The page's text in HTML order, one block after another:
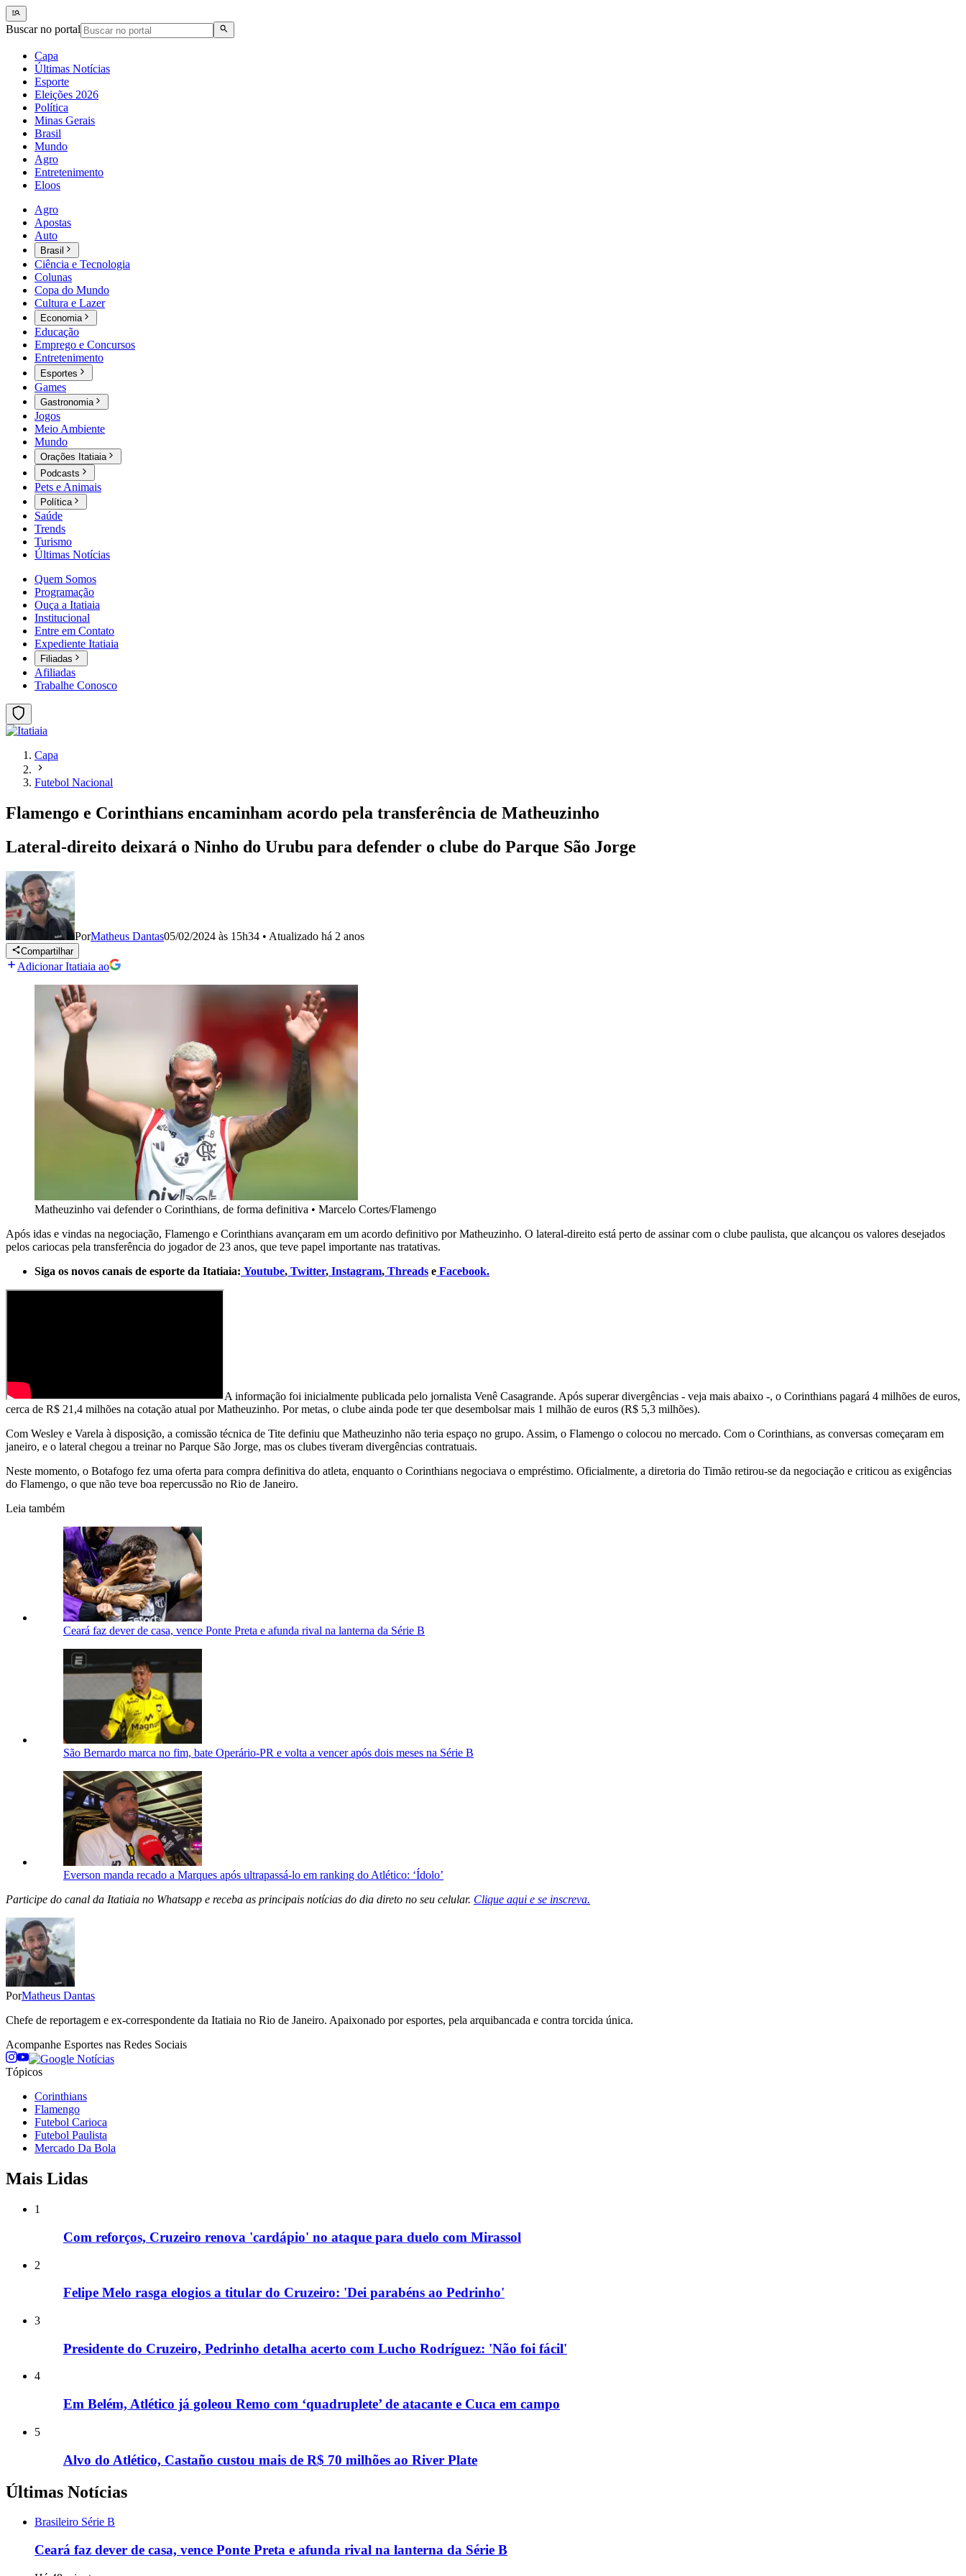
Buscar no portal
Capa
Últimas Notícias
Esporte
Eleições 2026
Política
Minas Gerais
Brasil
Mundo
Agro
Entretenimento
Eloos
Agro
Apostas
Auto
Brasil
Ciência e Tecnologia
Colunas
Copa do Mundo
Cultura e Lazer
Economia
Educação
Emprego e Concursos
Entretenimento
Esportes
Games
Gastronomia
Jogos
Meio Ambiente
Mundo
Orações Itatiaia
Podcasts
Pets e Animais
Política
Saúde
Trends
Turismo
Últimas Notícias
Quem Somos
Programação
Ouça a Itatiaia
Institucional
Entre em Contato
Expediente Itatiaia
Filiadas
Afiliadas
Trabalhe Conosco
Capa
Futebol Nacional
Flamengo e Corinthians encaminham acordo pela transferência de Matheuzinho
Lateral-direito deixará o Ninho do Urubu para defender o clube do Parque São Jorge
PorMatheus Dantas05/02/2024 às 15h34 • Atualizado há 2 anos
Compartilhar
Adicionar Itatiaia ao
Matheuzinho vai defender o Corinthians, de forma definitiva • Marcelo Cortes/Flamengo
Após idas e vindas na negociação, Flamengo e Corinthians avançaram em um acordo definitivo por Matheuzinho. O lateral-direito está perto de assinar com o clube paulista, que alcançou os valores desejados
pelos cariocas pela transferência do jogador de 23 anos, que teve papel importante nas tratativas.
Siga os novos canais de esporte da Itatiaia: Youtube, Twitter, Instagram, Threads e Facebook.
A informação foi inicialmente publicada pelo jornalista Venê Casagrande. Após superar divergências - veja mais abaixo -, o Corinthians pagará 4 milhões de euros,
cerca de R$ 21,4 milhões na cotação atual por Matheuzinho. Por metas, o clube ainda pode ter que desembolsar mais 1 milhão de euros (R$ 5,3 milhões).
Com Wesley e Varela à disposição, a comissão técnica de Tite definiu que Matheuzinho não teria espaço no grupo. Assim, o Flamengo o colocou no mercado. Com o Corinthians, as conversas começaram em
janeiro, e o lateral chegou a treinar no Parque São Jorge, mas os clubes tiveram divergências contratuais.
Neste momento, o Botafogo fez uma oferta para compra definitiva do atleta, enquanto o Corinthians negociava o empréstimo. Oficialmente, a diretoria do Timão retirou-se da negociação e criticou as exigências
do Flamengo, o que não teve boa repercussão no Rio de Janeiro.
Leia também
Ceará faz dever de casa, vence Ponte Preta e afunda rival na lanterna da Série B
São Bernardo marca no fim, bate Operário-PR e volta a vencer após dois meses na Série B
Everson manda recado a Marques após ultrapassá-lo em ranking do Atlético: ‘Ídolo’
Participe do canal da Itatiaia no Whatsapp e receba as principais notícias do dia direto no seu celular. Clique aqui e se inscreva.
PorMatheus Dantas
Chefe de reportagem e ex-correspondente da Itatiaia no Rio de Janeiro. Apaixonado por esportes, pela arquibancada e contra torcida única.
Acompanhe Esportes nas Redes Sociais
Tópicos
Corinthians
Flamengo
Futebol Carioca
Futebol Paulista
Mercado Da Bola
Mais Lidas
1
Com reforços, Cruzeiro renova 'cardápio' no ataque para duelo com Mirassol
2
Felipe Melo rasga elogios a titular do Cruzeiro: 'Dei parabéns ao Pedrinho'
3
Presidente do Cruzeiro, Pedrinho detalha acerto com Lucho Rodríguez: 'Não foi fácil'
4
Em Belém, Atlético já goleou Remo com ‘quadruplete’ de atacante e Cuca em campo
5
Alvo do Atlético, Castaño custou mais de R$ 70 milhões ao River Plate
Últimas Notícias
Brasileiro Série B
Ceará faz dever de casa, vence Ponte Preta e afunda rival na lanterna da Série B